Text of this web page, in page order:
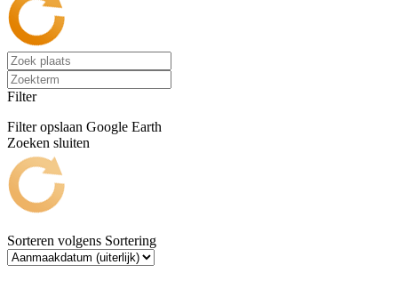
Filter
Filter opslaan Google Earth
Zoeken sluiten
Sorteren volgens Sortering